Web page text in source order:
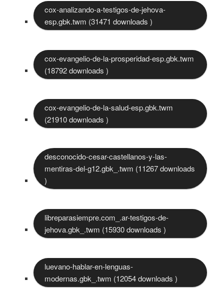
cox-analizando-a-testigos-de-jehova-
esp.gbk.twm (31471 downloads )
cox-evangelio-de-la-prosperidad-esp.gbk.twm
(18792 downloads )
cox-evangelio-de-la-salud-esp.gbk.twm
(21910 downloads )
desconocido-cesar-castellanos-y-las-
mentiras-del-g12.gbk_.twm (11267 downloads
)
libreparasiempre.com_.ar-testigos-de-
jehova.gbk_.twm (15930 downloads )
luevano-hablar-en-lenguas-
modernas.gbk_.twm (12054 downloads )